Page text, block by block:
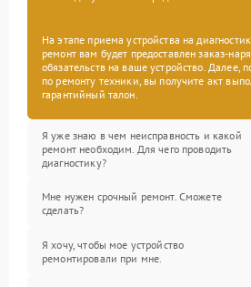
На этапе приема устройства на
ремонт вам будет предоставлен заказ-
обязательств на ваше устройство. Далее,
по ремонту техники, вы получите акт
гарантийный талон.
Я уже знаю в чем неисправность и какой
ремонт необходим. Для чего проводить
диагностику?
Мне нужен срочный ремонт. Сможете
сделать?
Я хочу, чтобы мое устройство
ремонтировали при мне.